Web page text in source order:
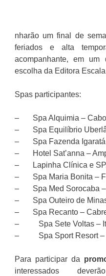
nharão um final de
feriados e alta
acompanhante, em um
escolha da Editora
Spas participantes:
– Spa Alquimia – Cabo
– Spa Equilíbrio
– Spa Fazenda Igaratá
– Hotel Sat’anna –
– Lapinha Clínica e
– Spa Maria Bonita –
– Spa Med Sorocaba –
– Spa Outeiro de Minas
– Spa Recanto –
– Spa Sete Voltas –
– Spa Sport Resort –
Para participar da
interessados